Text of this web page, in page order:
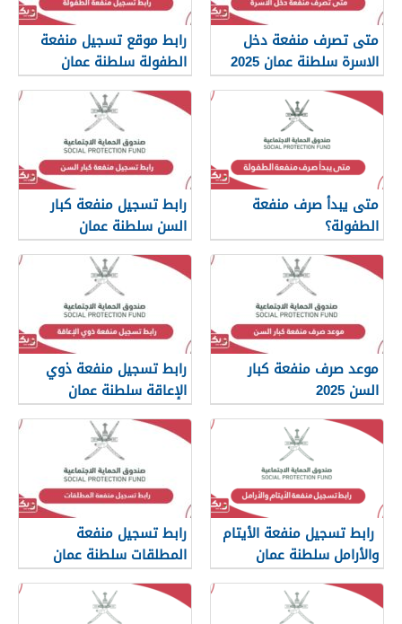
متى تصرف منفعة دخل
الاسرة سلطنة عمان 2025
رابط موقع تسجيل منفعة
الطفولة سلطنة عمان
spf.gov.om
متى يبدأ صرف منفعة
الطفولة؟
رابط تسجيل منفعة كبار
السن سلطنة عمان
spf.gov.om
موعد صرف منفعة كبار
السن 2025
رابط تسجيل منفعة ذوي
الإعاقة سلطنة عمان
spf.gov.om
رابط تسجيل منفعة الأيتام
والأرامل سلطنة عمان
spf.gov.om
رابط تسجيل منفعة
المطلقات سلطنة عمان
spf.gov.om